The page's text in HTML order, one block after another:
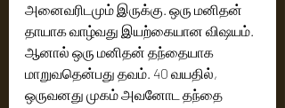
அனைவரிடமும் இருக்கு. ஒரு மனிதன்
தாயாக வாழ்வது இயற்கையான விஷயம்.
ஆனால் ஒரு மனிதன் தந்தையாக
மாறுவதென்பது தவம். 40 வயதில்,
ஒருவனது முகம் அவனோட தந்தை